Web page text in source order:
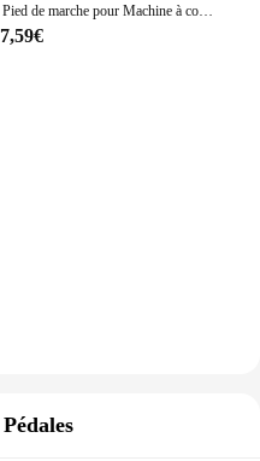
Pied de marche pour Machine à coudre industrielle, U192 U193, pieds presseurs synchronisés, Highlead typique GC0302 0303 0318 6-5 DU-141
7,59€
Pédales